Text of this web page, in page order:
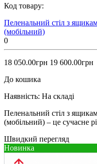
Код товару:
Пеленальний стіл з
(мобільний)
0
18 050.00грн 19 600.00грн
До кошика
Наявність: На складі
Пеленальний стіл з
(мобільний) – це сучасне
Швидкий перегляд
Новинка